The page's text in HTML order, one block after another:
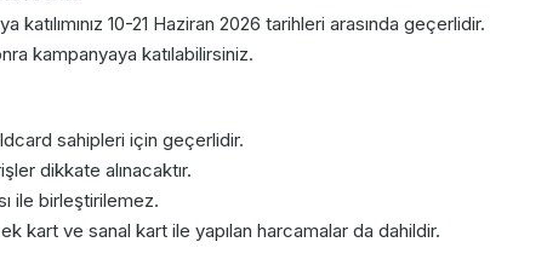
katılımınız 10-21 Haziran 2026 tarihleri arasında geçerlidir.
kampanyaya katılabilirsiniz.
sahipleri için geçerlidir.
dikkate alınacaktır.
ile birleştirilemez.
kart ve sanal kart ile yapılan harcamalar da dahildir.